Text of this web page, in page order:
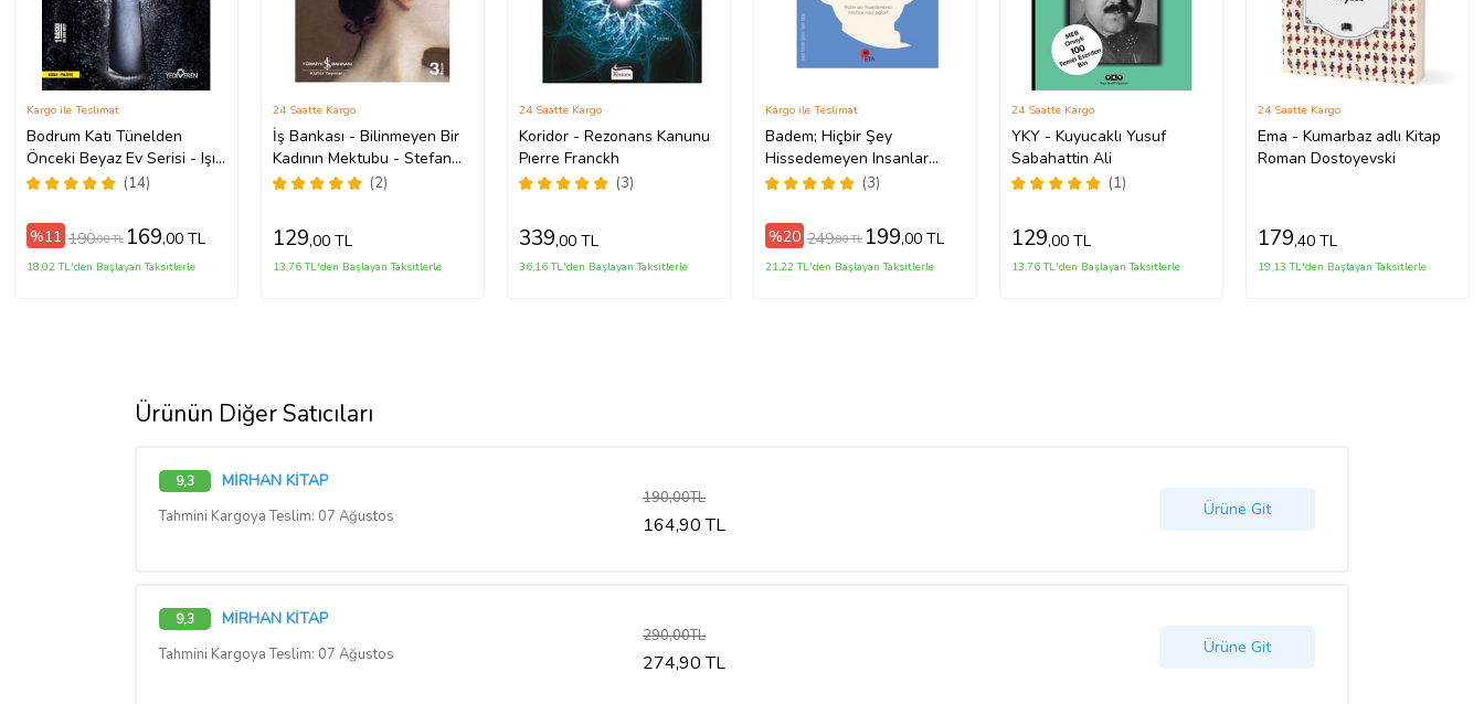
Bodrum Katı Tünelden
Önceki Beyaz Ev Serisi - Işıl
Işık
(14)
Kargo ile Teslimat
%11 190,00 TL 169,00 TL
18,02 TL'den Başlayan Taksitlerle
İş Bankası - Bilinmeyen Bir
Kadının Mektubu - Stefan
Zweig
(2)
24 Saatte Kargo
129,00 TL
13,76 TL'den Başlayan Taksitlerle
Koridor - Rezonans Kanunu
Pıerre Franckh
(3)
24 Saatte Kargo
339,00 TL
36,16 TL'den Başlayan Taksitlerle
Badem; Hiçbir Şey
Hissedemeyen Insanlar
Nasıl Ağlar - Won-pyung
(3)
Kargo ile Teslimat
%20 249,00 TL 199,00 TL
21,22 TL'den Başlayan Taksitlerle
YKY - Kuyucaklı Yusuf
Sabahattin Ali
(1)
24 Saatte Kargo
129,00 TL
13,76 TL'den Başlayan Taksitlerle
Ema - Kumarbaz adlı Kitap
Roman Dostoyevski
24 Saatte Kargo
179,40 TL
19,13 TL'den Başlayan Taksitlerle
Ürünün Diğer Satıcıları
9,3 MİRHAN KİTAP
Tahmini Kargoya Teslim: 07 Ağustos
190,00TL
164,90 TL
Ürüne Git
9,3 MİRHAN KİTAP
Tahmini Kargoya Teslim: 07 Ağustos
290,00TL
274,90 TL
Ürüne Git